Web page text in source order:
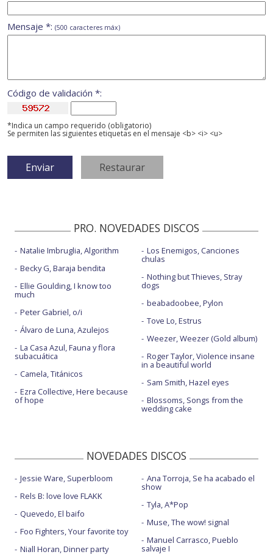
Mensaje *: (500 caracteres máx)
Código de validación *:
*Indica un campo requerido (obligatorio)
Se permiten las siguientes etiquetas en el mensaje <b> <i> <u>
PRO. NOVEDADES DISCOS
Natalie Imbruglia, Algorithm
Becky G, Baraja bendita
Ellie Goulding, I know too
much
Peter Gabriel, o/i
Álvaro de Luna, Azulejos
La Casa Azul, Fauna y flora
subacuática
Camela, Titánicos
Ezra Collective, Here because
of hope
Los Enemigos, Canciones
chulas
Nothing but Thieves, Stray
dogs
beabadoobee, Pylon
Tove Lo, Estrus
Weezer, Weezer (Gold album)
Roger Taylor, Violence insane
in a beautiful world
Sam Smith, Hazel eyes
Blossoms, Songs from the
wedding cake
NOVEDADES DISCOS
Jessie Ware, Superbloom
Rels B: love love FLAKK
Quevedo, El baifo
Foo Fighters, Your favorite toy
Niall Horan, Dinner party
Ana Torroja, Se ha acabado el
show
Tyla, A*Pop
Muse, The wow! signal
Manuel Carrasco, Pueblo
salvaje I